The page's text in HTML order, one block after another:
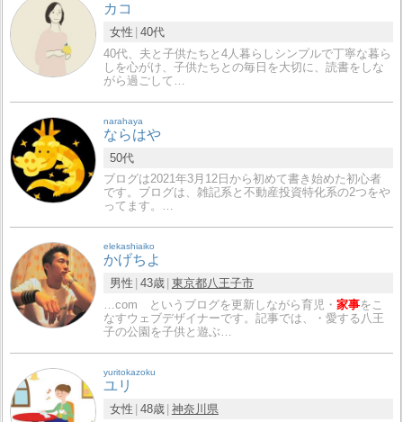
カコ
女性 40代
40代、夫と子供たちと4人暮らしシンプルで丁寧な暮ら
しを心がけ、子供たちとの毎日を大切に、読書をしな
がら過ごして…
narahaya
ならはや
50代
ブログは2021年3月12日から初めて書き始めた初心者
です。ブログは、雑記系と不動産投資特化系の2つをや
ってます。…
elekashiaiko
かげちよ
男性 43歳 東京都八王子市
…com というブログを更新しながら育児・家事をこ
なすウェブデザイナーです。記事では、・愛する八王
子の公園を子供と遊ぶ…
yuritokazoku
ユリ
女性 48歳 神奈川県